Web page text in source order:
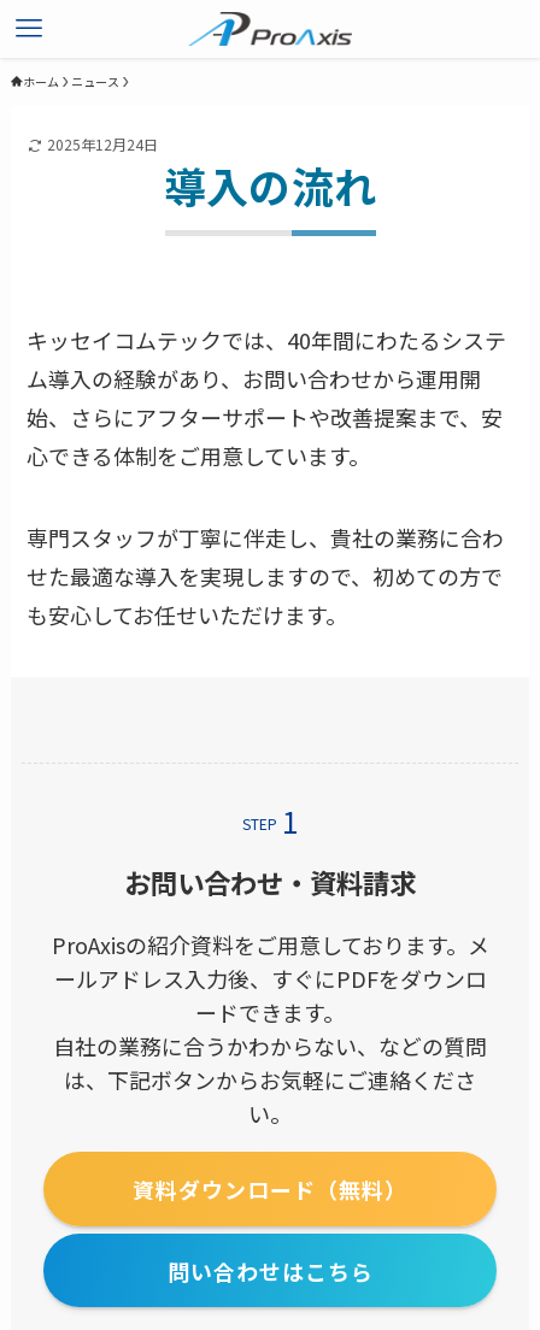
ホーム ニュース
2025年12月24日
導入の流れ
キッセイコムテックでは、40年間にわたるシステ
ム導入の経験があり、お問い合わせから運用開
始、さらにアフターサポートや改善提案まで、安
心できる体制をご用意しています。
専門スタッフが丁寧に伴走し、貴社の業務に合わ
せた最適な導入を実現しますので、初めての方で
も安心してお任せいただけます。
STEP
お問い合わせ・資料請求
ProAxisの紹介資料をご用意しております。メ
ールアドレス入力後、すぐにPDFをダウンロ
ードできます。
自社の業務に合うかわからない、などの質問
は、下記ボタンからお気軽にご連絡くださ
い。
資料ダウンロード（無料）
問い合わせはこちら